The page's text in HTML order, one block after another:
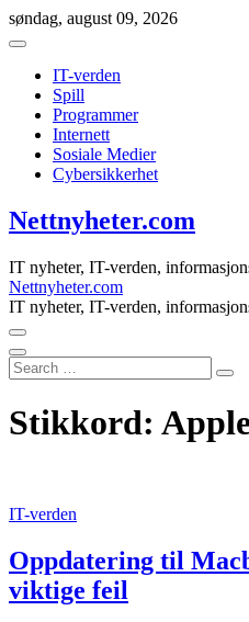
Skip
to
søndag, august 09, 2026
IT-verden
Spill
Programmer
Internett
Sosiale Medier
Cybersikkerhet
Nettnyheter.com
IT nyheter, IT-verden,
Nettnyheter.com
IT nyheter, IT-verden,
Search
…
Stikkord:
IT-verden
Oppdatering til
viktige feil